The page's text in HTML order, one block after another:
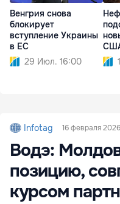
Венгрия снова
блокирует
вступление Украины
в ЕС
29 Июл. 16:00
Infotag 16 февраля
Водэ:
позицию,
курсом